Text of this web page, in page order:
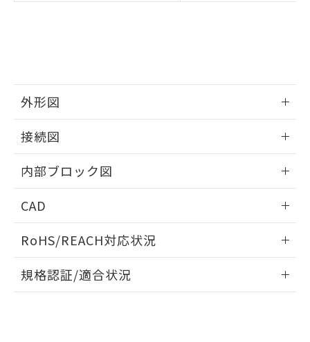
外形図
接続図
内部ブロック図
CAD
ドすることができます。
ログイン/会員登録
RoHS/REACH対応状況
K3HB-SSD-AT11 AC100-240のRoHS対応状況については、
規格認証/適合状況